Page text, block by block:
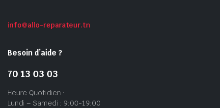
info@allo-reparateur.tn
Besoin d’aide ?
70 13 03 03
Heure Quotidien :
Lundi – Samedi : 9:00-19:00